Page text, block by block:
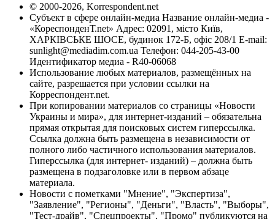
© 2000-2026, Korrespondent.net
Субъект в сфере онлайн-медиа Название онлайн-медиа -
«КореспонденТ.net» Адрес: 02091, місто Київ,
ХАРКІВСЬКЕ ШОСЕ, будинок 172-Б, офіс 208/1 E-mail:
sunlight@mediadim.com.ua Телефон: 044-205-43-00
Идентификатор медиа - R40-06068
Использование любых материалов, размещённых на
сайте, разрешается при условии ссылки на
Корреспондент.net.
При копировании материалов со страницы «Новости
Украины и мира», для интернет-изданий – обязательна
прямая открытая для поисковых систем гиперссылка.
Ссылка должна быть размещена в независимости от
полного либо частичного использования материалов.
Гиперссылка (для интернет- изданий) – должна быть
размещена в подзаголовке или в первом абзаце
материала.
Новости с пометками "Мнение", "Экспертиза",
"Заявление", "Регионы", "Деньги", "Власть", "Выборы",
"Тест-драйв", "Спецпроекты", "Промо" публикуются на